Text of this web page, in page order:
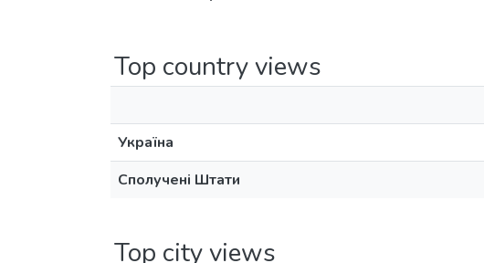
Top country views
Україна
Сполучені Штати
Top city views